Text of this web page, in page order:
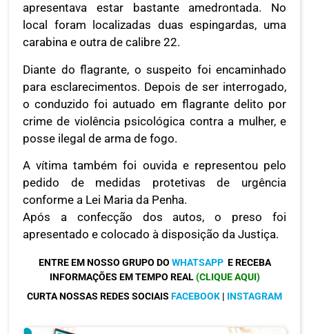
apresentava estar bastante amedrontada. No
local foram localizadas duas espingardas, uma
carabina e outra de calibre 22.
Diante do flagrante, o suspeito foi encaminhado
para esclarecimentos. Depois de ser interrogado,
o conduzido foi autuado em flagrante delito por
crime de violência psicológica contra a mulher, e
posse ilegal de arma de fogo.
A vítima também foi ouvida e representou pelo
pedido de medidas protetivas de urgência
conforme a Lei Maria da Penha.
Após a confecção dos autos, o preso foi
apresentado e colocado à disposição da Justiça.
ENTRE EM NOSSO GRUPO DO WHATSAPP E RECEBA
INFORMAÇÕES EM TEMPO REAL(CLIQUE AQUI)
CURTA NOSSAS REDES SOCIAIS FACEBOOK | INSTAGRAM